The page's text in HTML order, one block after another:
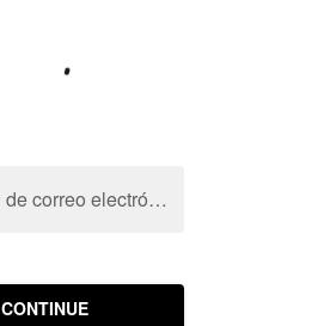
Dirección de correo electrónico
CONTINUE